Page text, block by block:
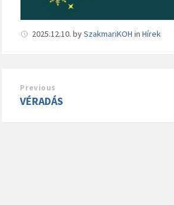
2025.12.10.bySzakmariKOH inHírek
Previous
VÉRADÁS